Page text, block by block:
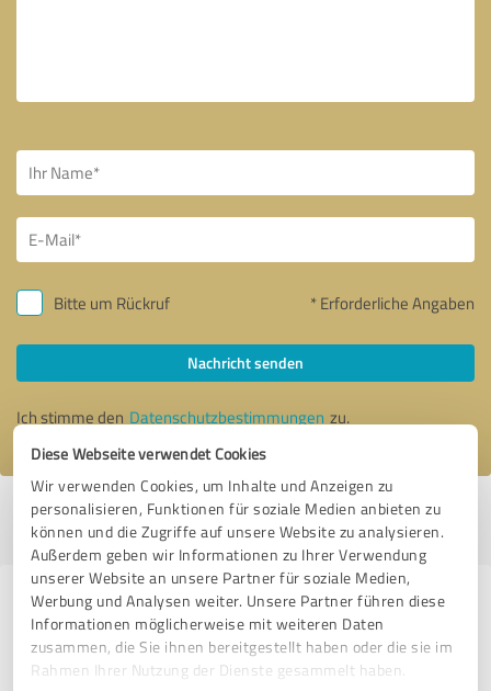
Diese Webseite verwendet Cookies
Wir verwenden Cookies, um Inhalte und Anzeigen zu
personalisieren, Funktionen für soziale Medien anbieten zu
können und die Zugriffe auf unsere Website zu analysieren.
Außerdem geben wir Informationen zu Ihrer Verwendung
unserer Website an unsere Partner für soziale Medien,
Werbung und Analysen weiter. Unsere Partner führen diese
Informationen möglicherweise mit weiteren Daten
zusammen, die Sie ihnen bereitgestellt haben oder die sie im
Rahmen Ihrer Nutzung der Dienste gesammelt haben.
Bitte um Rückruf * Erforderliche Angaben
Nachricht senden
Ich stimme den Datenschutzbestimmungen zu.
Profil aktiv seit 24.06.2019 |Letzte Aktualisierung: 25.06.2019|Profil
melden
Erfahrungen zu weiteren
Anbietern aus dem Bereich
Coaching